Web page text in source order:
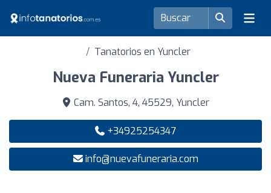
Tanatorios en Yuncler
Nueva Funeraria Yuncler
Cam. Santos, 4, 45529, Yuncler
+34925254347
info@nuevafuneraria.com